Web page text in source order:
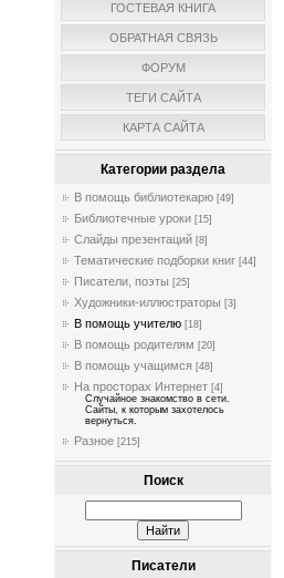
ГОСТЕВАЯ КНИГА
ОБРАТНАЯ СВЯЗЬ
ФОРУМ
ТЕГИ САЙТА
КАРТА САЙТА
Категории раздела
В помощь библиотекарю [49]
Библиотечные уроки [15]
Слайды презентаций [8]
Тематические подборки книг [44]
Писатели, поэты [25]
Художники-иллюстраторы [3]
В помощь учителю [18]
В помощь родителям [20]
В помощь учащимся [48]
На просторах Интернет [4]
Случайное знакомство в сети.
Сайты, к которым захотелось
вернуться.
Разное [215]
Поиск
Писатели